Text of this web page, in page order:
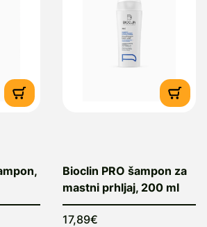
Bioclin PRO šampon za
mastni prhljaj, 200 ml
17,89€